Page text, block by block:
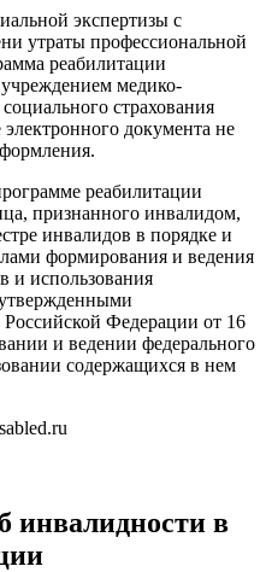
экспертизы с
утраты профессиональной
реабилитации
медико-
страхования
документа не
реабилитации
признанного инвалидом,
инвалидов в порядке и
формирования и ведения
и использования
Федерации от 16
и ведении федерального
содержащихся в нем
инвалидности в